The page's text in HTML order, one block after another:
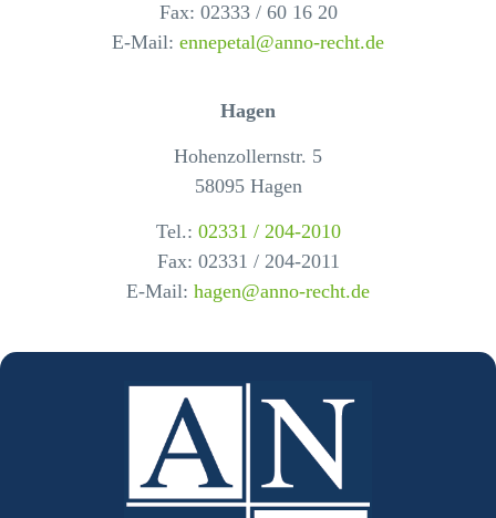
Fax: 02333 / 60 16 20
E-Mail: ennepetal@anno-recht.de
Hagen
Hohenzollernstr. 5
58095 Hagen
Tel.: 02331 / 204-2010
Fax: 02331 / 204-2011
E-Mail: hagen@anno-recht.de